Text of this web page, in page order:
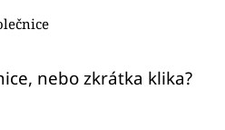
nebo zkrátka klika?